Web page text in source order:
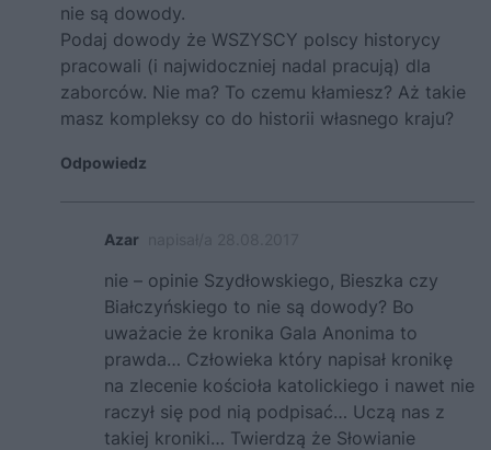
nie są dowody.
Podaj dowody że WSZYSCY polscy historycy
pracowali (i najwidoczniej nadal pracują) dla
zaborców. Nie ma? To czemu kłamiesz? Aż takie
masz kompleksy co do historii własnego kraju?
Odpowiedz
Azar
nie – opinie Szydłowskiego, Bieszka czy
Białczyńskiego to nie są dowody? Bo
uważacie że kronika Gala Anonima to
prawda… Człowieka który napisał kronikę
na zlecenie kościoła katolickiego i nawet nie
raczył się pod nią podpisać… Uczą nas z
takiej kroniki… Twierdzą że Słowianie